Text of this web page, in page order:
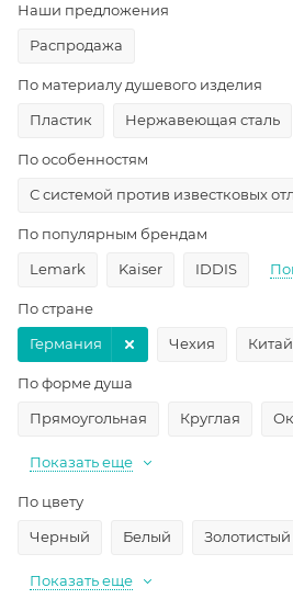
Наши предложения
Распродажа
По материалу душевого изделия
Пластик
Нержавеющая сталь
По особенностям
С системой против известковых
По популярным брендам
Lemark
Kaiser IDDIS
По стране
Чехия
Китай
Германия
По форме душа
Прямоугольная
Круглая
Показать еще
По цвету
Черный
Белый Золотистый
Показать еще